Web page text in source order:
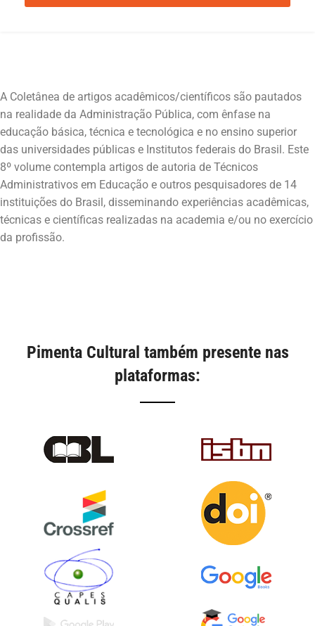
A Coletânea de artigos acadêmicos/científicos são pautados
na realidade da Administração Pública, com ênfase na
educação básica, técnica e tecnológica e no ensino superior
das universidades públicas e Institutos federais do Brasil. Este
8º volume contempla artigos de autoria de Técnicos
Administrativos em Educação e outros pesquisadores de 14
instituições do Brasil, disseminando experiências acadêmicas,
técnicas e científicas realizadas na academia e/ou no exercício
Pimenta Cultural também presente nas
plataformas: